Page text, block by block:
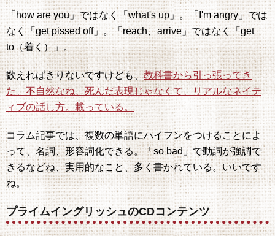
「how are you」ではなく「what's up」。「I'm angry」では
なく「get pissed off」。「reach、arrive」ではなく「get
to（着く）」。
数えればきりないですけども、教科書から引っ張ってき
た、不自然なね、死んだ表現じゃなくて、リアルなネイテ
ィブの話し方。載っている。
コラム記事では、複数の単語にハイフンをつけることによ
って、名詞、形容詞化できる。「so bad」で動詞が強調で
きるなどね、実用的なこと、多く書かれている。いいです
ね。
プライムイングリッシュのCDコンテンツ